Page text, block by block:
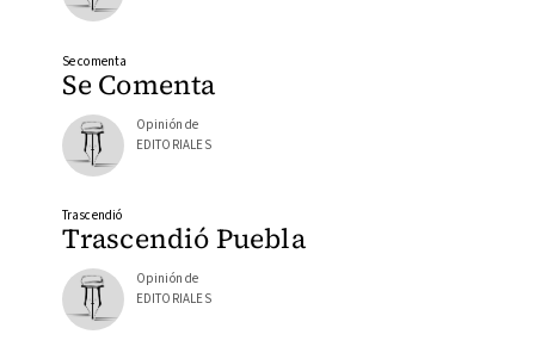
Se Comenta
Se comenta
Opinión de
EDITORIALES
Trascendió Puebla
Trascendió
Opinión de
EDITORIALES